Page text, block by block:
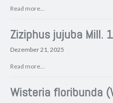
Read more...
Ziziphus jujuba Mill.
Dezember 21, 2025
Read more...
Wisteria floribunda